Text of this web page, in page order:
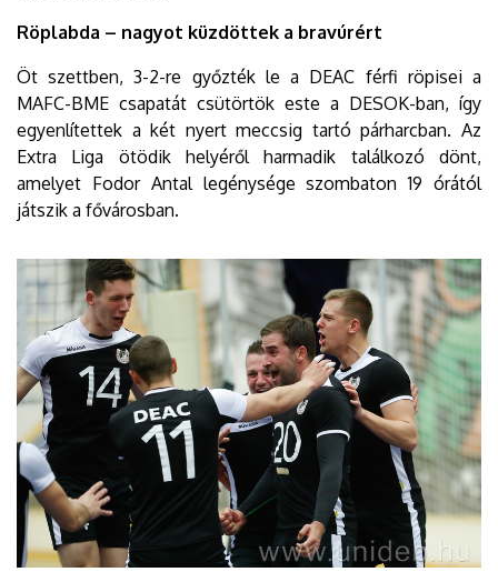
Röplabda – nagyot küzdöttek a bravúrért
Öt szettben, 3-2-re győzték le a DEAC férfi röpisei a
MAFC-BME csapatát csütörtök este a DESOK-ban, így
egyenlítettek a két nyert meccsig tartó párharcban. Az
Extra Liga ötödik helyéről harmadik találkozó dönt,
amelyet Fodor Antal legénysége szombaton 19 órától
játszik a fővárosban.